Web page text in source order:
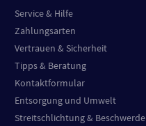
Service & Hilfe
Zahlungsarten
Vertrauen & Sicherheit
Tipps & Beratung
Kontaktformular
Entsorgung und Umwelt
Streitschlichtung & Beschwerde